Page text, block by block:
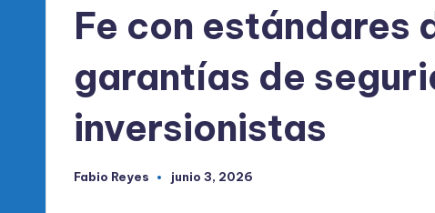
Fe con estándares
garantías de
inversionistas
Publicado
Fabio Reyes junio 3, 2026